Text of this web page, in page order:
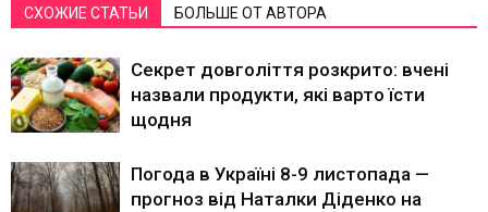
СХОЖИЕ СТАТЬИ БОЛЬШЕ ОТ АВТОРА
Секрет довголіття розкрито: вчені
назвали продукти, які варто їсти
щодня
Погода в Україні 8-9 листопада —
прогноз від Наталки Діденко на